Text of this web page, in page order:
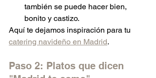
también se puede hacer bien,
bonito y castizo.
Aquí te dejamos inspiración para tu
catering navideño en Madrid.
Paso 2: Platos que dicen